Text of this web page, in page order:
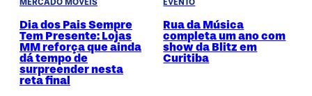
MERCADO MÓVEIS
Dia dos Pais Sempre
Tem Presente: Lojas
MM reforça que ainda
dá tempo de
surpreender nesta
reta final
EVENTO
Rua da Música
completa um ano com
show da Blitz em
Curitiba